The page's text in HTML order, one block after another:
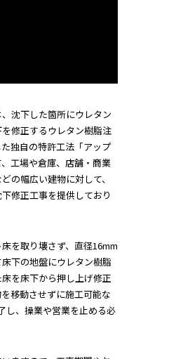
沈下した箇所にウレタン
修正するウレタン樹脂注
独自の特許工法「アップ
工場や倉庫、店舗・商業
の幅広い建物に対して、
修正工事を提供しており
を取り壊さず、直径16mm
下の地盤にウレタン樹脂
を床下から押し上げ修正
移動させずに施工可能な
し、操業や営業を止める必